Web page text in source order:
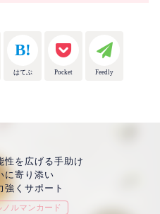
はてぶ Pocket Feedly
性を広げる手助け
に寄り添い
強くサポート
ノルマンカード